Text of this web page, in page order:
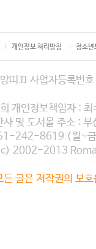
로망띠
게시한
일들(URL
증이라 함
한 숫자나
본인 소유
하고자 하
및 관계법
콘텐츠를
츠 등을 거
하는 사업
개인정보 처리방침 청소년
띠끄 사업자등록
개인정보책임자 : 최
사 및 도서몰 주소 :
242-8619 (월~
2002-2013
든 글은 저작권의 보